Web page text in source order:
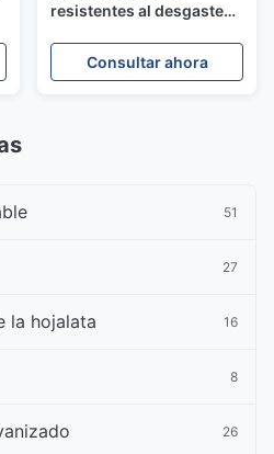
resistentes al desgaste
edificios de gran altura
NM400 NM500
Consultar ahora
51
27
la hojalata 16
8
26